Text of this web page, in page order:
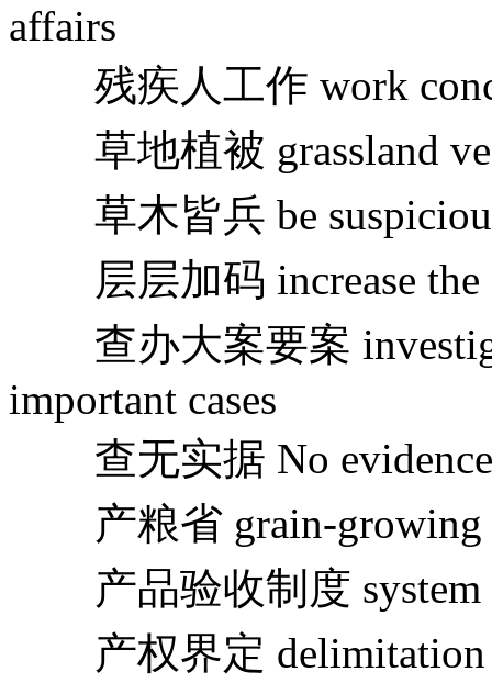
affairs
残疾人工作 work
草地植被 grassland
草木皆兵 be
层层加码 increase the
查办大案要案
important cases
查无实据 No evidence
产粮省 grain-growing
产品验收制度 system
产权界定 delimitation